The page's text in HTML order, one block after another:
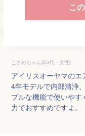
こ
こさめちゃん(50代・女性)
アイリスオーヤマの
4年モデルで内部清浄
プルな機能で使いや
力でおすすめですよ。